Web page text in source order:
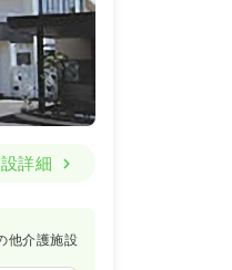
詳細
他介護施設